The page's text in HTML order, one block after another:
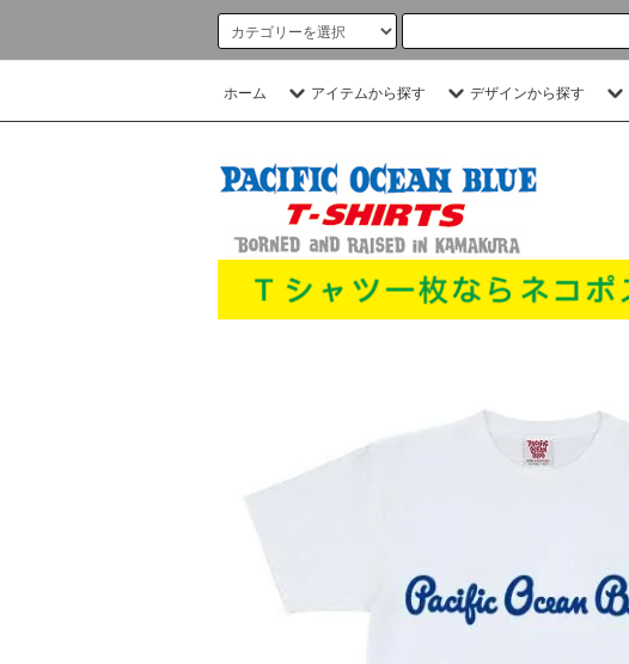
ホーム アイテムから探す デザインから探す